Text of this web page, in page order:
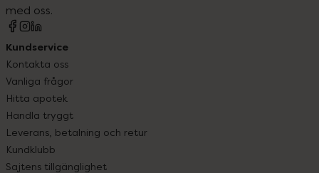
med oss.
Kundservice
Kontakta oss
Vanliga frågor
Hitta apotek
Handla tryggt
Leverans, betalning och retur
Kundklubb
Sajtens tillgänglighet